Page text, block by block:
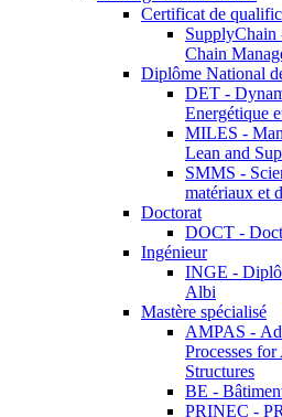
Certificat de
SupplyChain
Chain
Diplôme National
DET -
Energétique
MILES -
Lean and
SMMS -
matériaux et
Doctorat
DOCT -
Ingénieur
INGE -
Albi
Mastère spécialisé
AMPAS -
Processes
Structures
BE -
PRINEC -